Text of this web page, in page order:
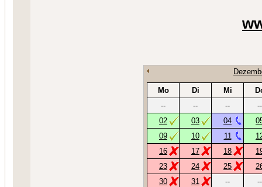
Mo Di Mi
--
-- --
--
02
03 04
09
10 11
16
17 18
23
24 25
30
31 -- --